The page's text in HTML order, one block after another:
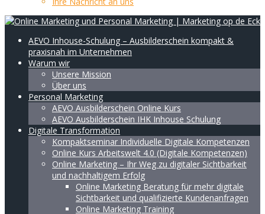
AEVO Inhouse-Schulung – Ausbilderschein kompakt &
praxisnah im Unternehmen
Warum wir
Unsere Mission
Über uns
Personal Marketing
AEVO Ausbilderschein Online Kurs
AEVO Ausbilderschein IHK Inhouse Schulung
Digitale Transformation
Kompaktseminar Individuelle Digitale Kompetenzen
Online Kurs Arbeitswelt 4.0 (Digitale Kompetenzen)
Online Marketing – Ihr Weg zu digitaler Sichtbarkeit
und nachhaltigem Erfolg
Online Marketing Beratung für mehr digitale
Sichtbarkeit und qualifizierte Kundenanfragen
Online Marketing Training